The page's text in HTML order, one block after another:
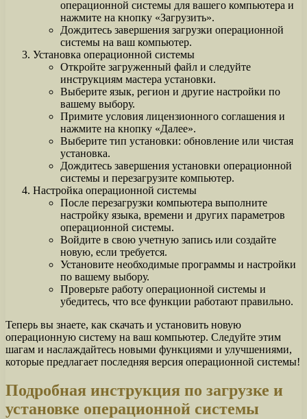
операционной системы для вашего компьютера и
нажмите на кнопку «Загрузить».
Дождитесь завершения загрузки операционной
системы на ваш компьютер.
Установка операционной системы
Откройте загруженный файл и следуйте
инструкциям мастера установки.
Выберите язык, регион и другие настройки по
вашему выбору.
Примите условия лицензионного соглашения и
нажмите на кнопку «Далее».
Выберите тип установки: обновление или чистая
установка.
Дождитесь завершения установки операционной
системы и перезагрузите компьютер.
Настройка операционной системы
После перезагрузки компьютера выполните
настройку языка, времени и других параметров
операционной системы.
Войдите в свою учетную запись или создайте
новую, если требуется.
Установите необходимые программы и настройки
по вашему выбору.
Проверьте работу операционной системы и
убедитесь, что все функции работают правильно.
Теперь вы знаете, как скачать и установить новую
операционную систему на ваш компьютер. Следуйте этим
шагам и наслаждайтесь новыми функциями и улучшениями,
которые предлагает последняя версия операционной системы!
Подробная инструкция по загрузке и
установке операционной системы